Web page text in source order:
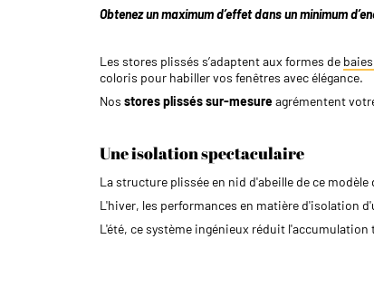
Obtenez un maximum d’effet dans un minimum
Les stores plissés s’adaptent aux formes de
coloris pour habiller vos fenêtres avec élégance.
Nos stores plissés sur-mesureagrémentent
Une isolation spectaculaire
La structure plissée en nid d'abeille de ce
L'hiver, les performances en matière d'isolation
L'été, ce système ingénieux réduit